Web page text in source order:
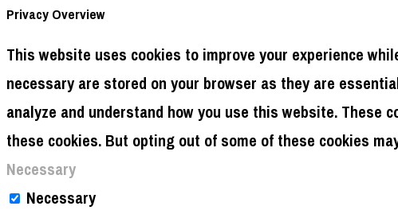
Privacy Overview
This website uses cookies to improve your experience
necessary are stored on your browser as they are
analyze and understand how you use this website.
these cookies. But opting out of some of these cookies
Necessary
Necessary